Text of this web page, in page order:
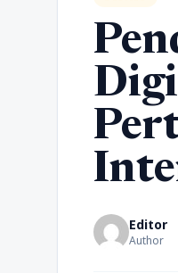
Editor
Author